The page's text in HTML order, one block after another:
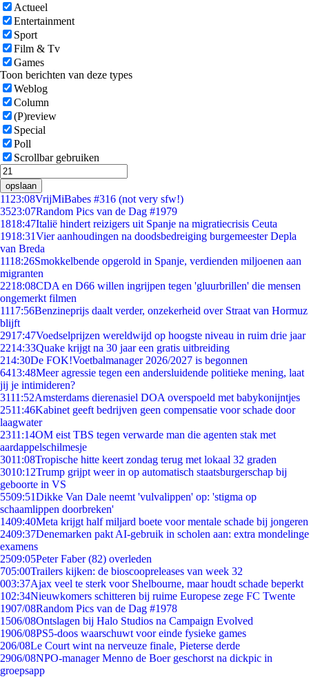
Actueel
Entertainment
Sport
Film & Tv
Games
Toon berichten van deze types
Weblog
Column
(P)review
Special
Poll
Scrollbar gebruiken
opslaan
11 23:08VrijMiBabes #316 (not very sfw!)
3523:07Random Pics van de Dag #1979
1818:47Italië hindert reizigers uit Spanje na migratiecrisis Ceuta
1918:31Vier aanhoudingen na doodsbedreiging burgemeester Depla
van Breda
1118:26Smokkelbende opgerold in Spanje, verdienden miljoenen aan
migranten
2218:08CDA en D66 willen ingrijpen tegen 'gluurbrillen' die mensen
ongemerkt filmen
1117:56Benzineprijs daalt verder, onzekerheid over Straat van Hormuz
blijft
2917:47Voedselprijzen wereldwijd op hoogste niveau in ruim drie jaar
2214:33Quake krijgt na 30 jaar een gratis uitbreiding
214:30De FOK!Voetbalmanager 2026/2027 is begonnen
6413:48Meer agressie tegen een andersluidende politieke mening, laat
jij je intimideren?
3111:52Amsterdams dierenasiel DOA overspoeld met babykonijntjes
2511:46Kabinet geeft bedrijven geen compensatie voor schade door
laagwater
2311:14OM eist TBS tegen verwarde man die agenten stak met
aardappelschilmesje
3011:08Tropische hitte keert zondag terug met lokaal 32 graden
3010:12Trump grijpt weer in op automatisch staatsburgerschap bij
geboorte in VS
5509:51Dikke Van Dale neemt 'vulvalippen' op: 'stigma op
schaamlippen doorbreken'
1409:40Meta krijgt half miljard boete voor mentale schade bij jongeren
2409:37Denemarken pakt AI-gebruik in scholen aan: extra mondelinge
examens
2509:05Peter Faber (82) overleden
705:00Trailers kijken: de bioscoopreleases van week 32
003:37Ajax veel te sterk voor Shelbourne, maar houdt schade beperkt
102:34Nieuwkomers schitteren bij ruime Europese zege FC Twente
1907/08Random Pics van de Dag #1978
1506/08Ontslagen bij Halo Studios na Campaign Evolved
1906/08PS5-doos waarschuwt voor einde fysieke games
206/08Le Court wint na nerveuze finale, Pieterse derde
2906/08NPO-manager Menno de Boer geschorst na dickpic in
groepsapp